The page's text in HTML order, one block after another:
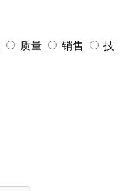
质量 销售
技